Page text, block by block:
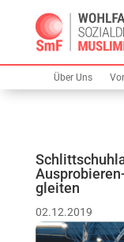
Über Uns
gleiten
02.12.2019